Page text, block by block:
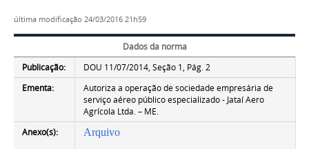
última modificação 24/03/2016 21h59
Dados da norma
Publicação:
DOU 11/07/2014, Seção 1, Pág. 2
Ementa:
Autoriza a operação de sociedade empresária de
serviço aéreo público especializado - Jataí Aero
Agrícola Ltda. – ME.
Anexo(s):
Arquivo